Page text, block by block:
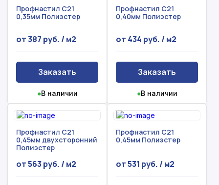
Профнастил С21
0,35мм Полиэстер
от 387 руб. / м2
Заказать
●В наличии
Профнастил С21
0,40мм Полиэстер
от 434 руб. / м2
Заказать
●В наличии
Профнастил С21
0,45мм двухсторонний
Полиэстер
от 563 руб. / м2
Профнастил С21
0,45мм Полиэстер
от 531 руб. / м2